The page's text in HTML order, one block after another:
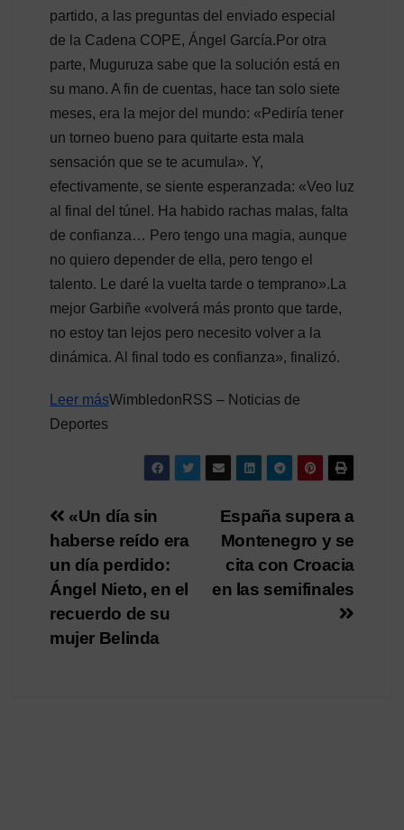
partido, a las preguntas del enviado especial
de la Cadena COPE, Ángel García.Por otra
parte, Muguruza sabe que la solución está en
su mano. A fin de cuentas, hace tan solo siete
meses, era la mejor del mundo: «Pediría tener
un torneo bueno para quitarte esta mala
sensación que se te acumula». Y,
efectivamente, se siente esperanzada: «Veo luz
al final del túnel. Ha habido rachas malas, falta
de confianza… Pero tengo una magia, aunque
no quiero depender de ella, pero tengo el
talento. Le daré la vuelta tarde o temprano».La
mejor Garbiñe «volverá más pronto que tarde,
no estoy tan lejos pero necesito volver a la
dinámica. Al final todo es confianza», finalizó.
Leer másWimbledonRSS – Noticias de
Deportes
Navegación
de
entradas
España supera a
Montenegro y se
cita con Croacia
en las semifinales
«Un día sin
haberse reído era
un día perdido:
Ángel Nieto, en el
recuerdo de su
mujer Belinda